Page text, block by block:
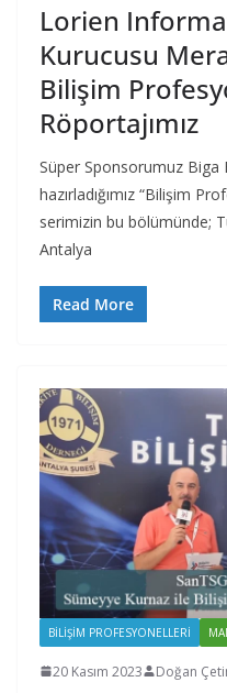
Lorien
Kurucusu
Bilişim
Röportajımız
Süper Sponsorumuz Biga
hazırladığımız “Bilişim
serimizin bu bölümünde;
Antalya
Read More
BILIŞIM PROFESYONELLERI
20 Kasım 2023 Doğan